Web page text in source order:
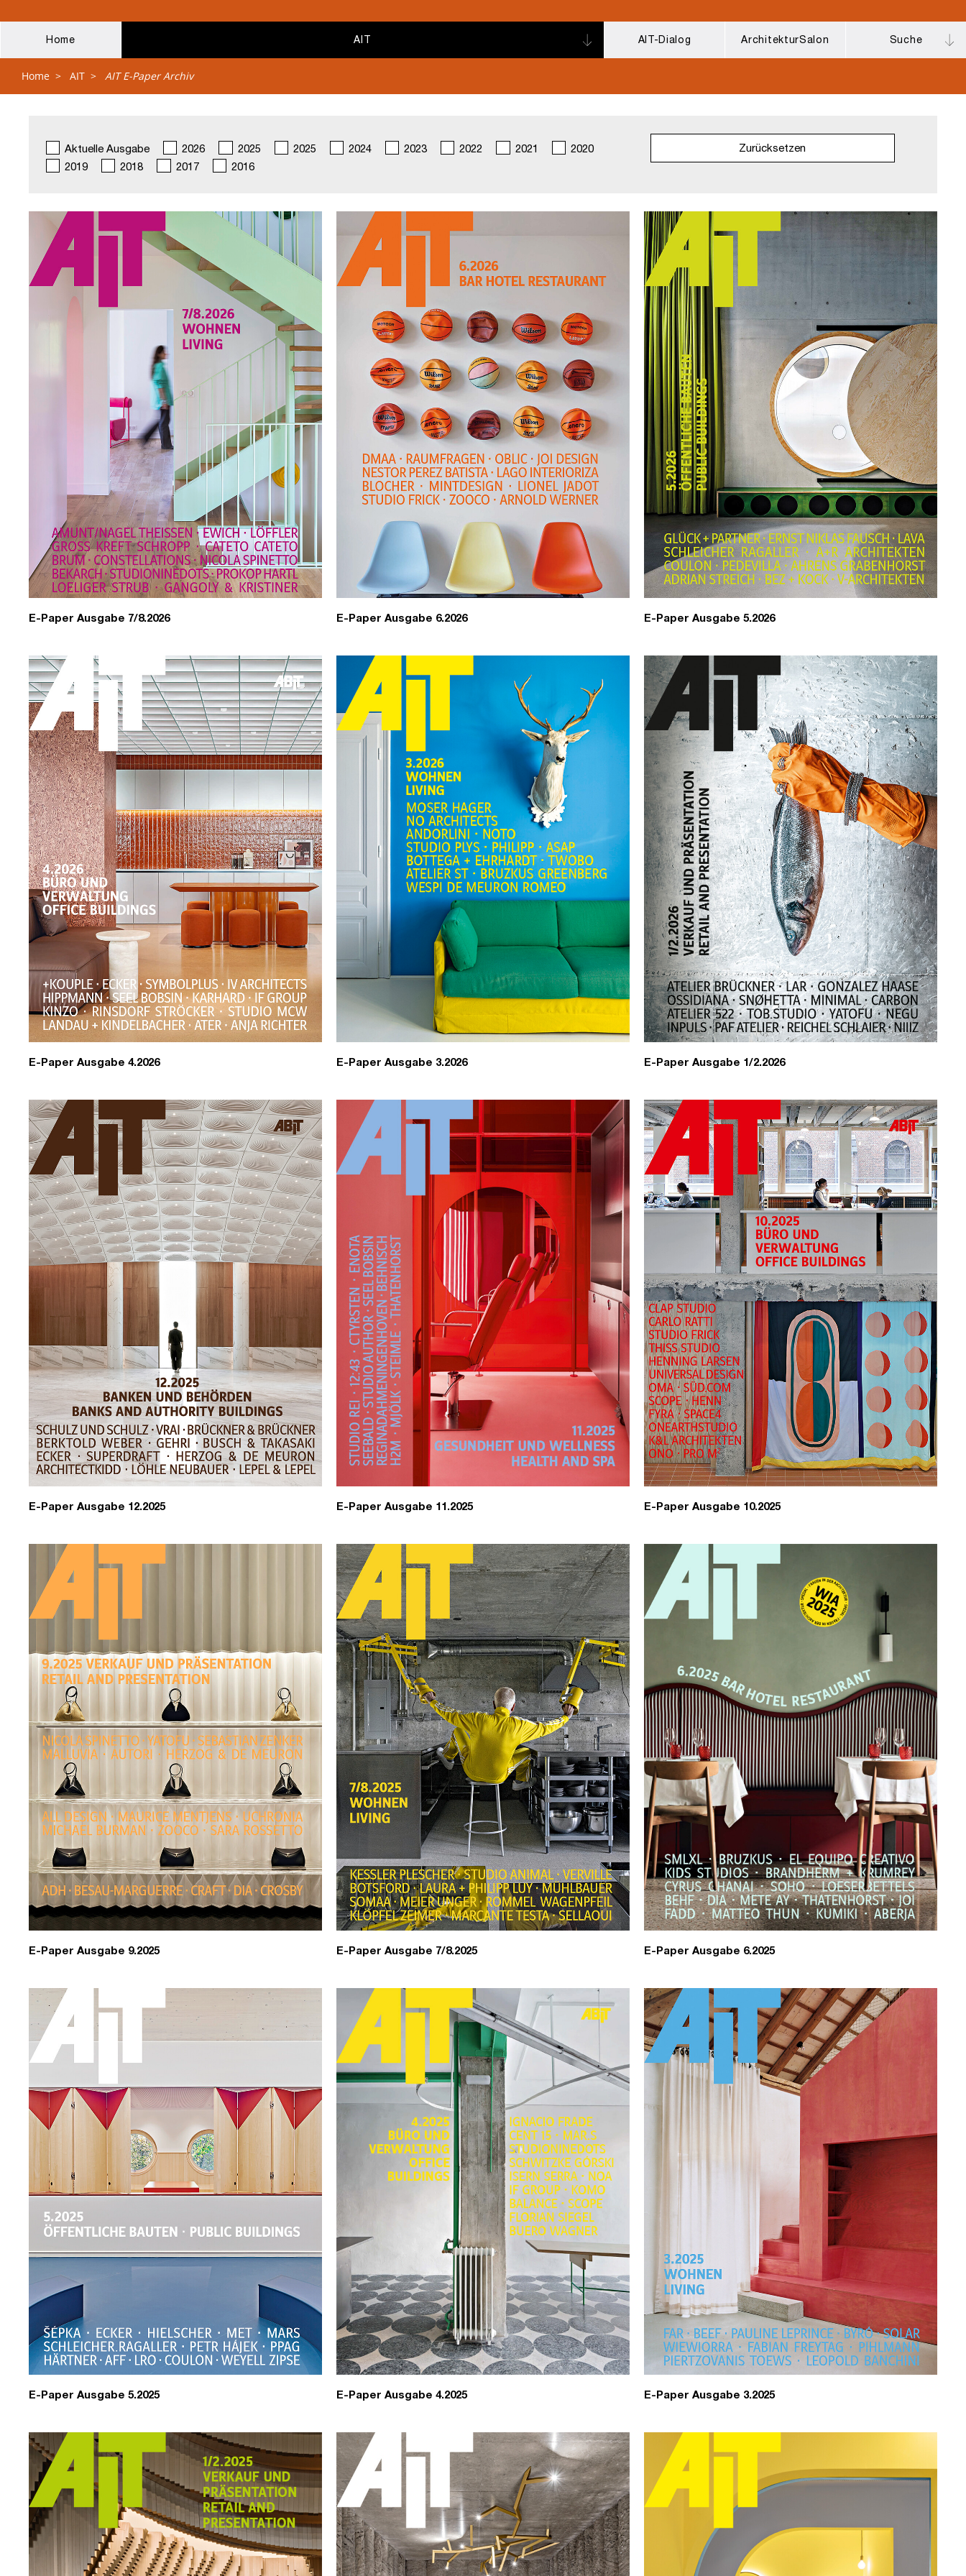
Home AIT AIT-Dialog ArchitekturSalon Suche
Home > AIT > AIT E-Paper Archiv
Aktuelle Ausgabe 2026 2025 2025 2024 2023 2022 2021
2020
2019
2018 2017 2016
Zurücksetzen
E-Paper Ausgabe 7/8.2026 E-Paper Ausgabe 6.2026 E-Paper Ausgabe 5.2026
E-Paper Ausgabe 4.2026 E-Paper Ausgabe 3.2026 E-Paper Ausgabe 1/2.2026
E-Paper Ausgabe 12.2025 E-Paper Ausgabe 11.2025 E-Paper Ausgabe 10.2025
E-Paper Ausgabe 9.2025 E-Paper Ausgabe 7/8.2025 E-Paper Ausgabe 6.2025
E-Paper Ausgabe 5.2025 E-Paper Ausgabe 4.2025 E-Paper Ausgabe 3.2025